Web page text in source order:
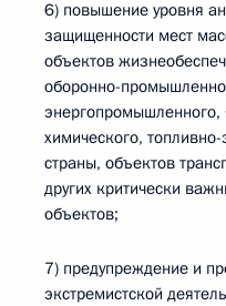
6) повышение уровня
защищенности мест
объектов
оборонно-
энергопромышленного,
химического,
страны, объектов
других критически
объектов;
7) предупреждение и
экстремистской